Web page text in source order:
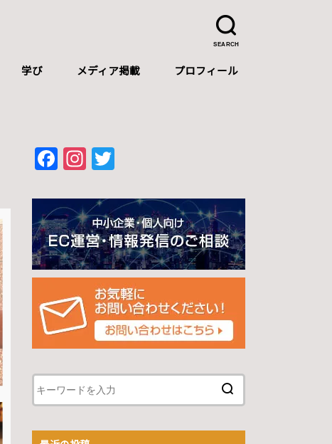
SEARCH
学び メディア掲載 プロフィール
F
c
e
b
o
o
k
In
a
gr
a
m
tt
er